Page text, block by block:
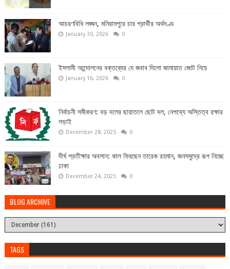
আচরণবিধি লঙ্ঘন, মনিরামপুরে চার প্রার্থীর অর্থদণ্ড
January 30, 2026 0
ইসলামী আন্দোলনের বক্তব্যের যে জবাব দিলো জামায়াত জোট নিয়ে
January 16, 2026 0
নির্বাচনী সমীকরণ: বড় দলের ছায়াতলে ছোট দল, নেপথ্যে অস্তিত্ব রক্ষার
লড়াই
December 28, 2025 0
দীর্ঘ প্রতীক্ষার অবসান: কাল ফিরছেন তারেক রহমান, জনসমুদ্রে রূপ নিচ্ছে
ঢাকা
December 24, 2025 0
BLOG ARCHIVE
TAGS